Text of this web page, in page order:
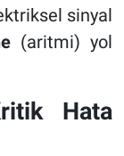
sinyal
(aritmi) yol
Hata